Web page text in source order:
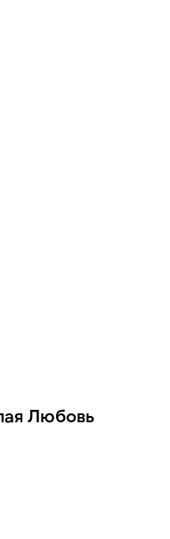
Любовь